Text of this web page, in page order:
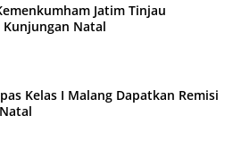
Jatim Tinjau
Kunjungan Natal
Kelas I Malang Dapatkan Remisi